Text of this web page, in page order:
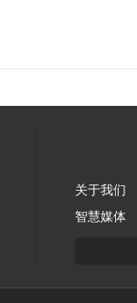
关于我们
智慧媒体